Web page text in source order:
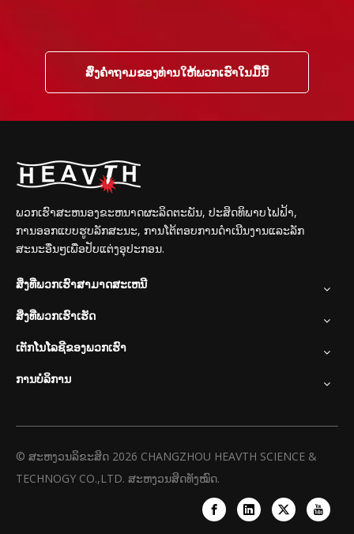
ສົ່ງຄໍາຖາມຂອງທ່ານໃຫ້ພວກເຮົາໃນມື້ນີ້
ພວກເຮົາສະຫນອງຂະຫນາດຜະລິດຕະພັນ, ປະສິດທິພາບໄຟຟ້າ,
ການອອກແບບຮູບລັກສະນະ, ການໂຕ້ຕອບການດໍາເນີນງານແລະລັກ
ສະນະອື່ນໆເພື່ອປັບແຕ່ງອຸປະກອນ.
ສິ່ງທີ່ພວກເຮົາສາມາດສະເຫນີ
ສິ່ງທີ່ພວກເຮົາເຮັດ
ເຕັກໂນໂລຊີຂອງພວກເຮົາ
ການບໍລິການ
© ສະຫງວນລິຂະສິດ 2026 CHANGZHOU HEAVTH SCIENCE &
TECHNOGY CO.,LTD. ສະຫງວນສິດທັງໝົດ.